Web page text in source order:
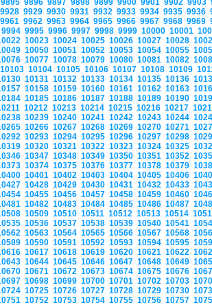
9895 9896 9897 9898 9899 9900 9901 9902 9903
9928 9929 9930 9931 9932 9933 9934 9935 9936
9961 9962 9963 9964 9965 9966 9967 9968 9969
9994 9995 9996 9997 9998 9999 10000 10001
10023 10024 10025 10026 10027 10028
10050 10051 10052 10053 10054 10055
10077 10078 10079 10080 10081 10082
10103 10104 10105 10106 10107 10108 10109
10131 10132 10133 10134 10135 10136
10158 10159 10160 10161 10162 10163
10185 10186 10187 10188 10189 10190
10212 10213 10214 10215 10216 10217
10239 10240 10241 10242 10243 10244
10266 10267 10268 10269 10270 10271
10293 10294 10295 10296 10297 10298
10320 10321 10322 10323 10324 10325
10347 10348 10349 10350 10351 10352
10374 10375 10376 10377 10378 10379
10401 10402 10403 10404 10405 10406
10428 10429 10430 10431 10432 10433
10455 10456 10457 10458 10459 10460
10482 10483 10484 10485 10486 10487
10509 10510 10511 10512 10513 10514
10536 10537 10538 10539 10540 10541
10563 10564 10565 10566 10567 10568
10590 10591 10592 10593 10594 10595
10617 10618 10619 10620 10621 10622
10644 10645 10646 10647 10648 10649
10671 10672 10673 10674 10675 10676
10698 10699 10700 10701 10702 10703
10725 10726 10727 10728 10729 10730
10752 10753 10754 10755 10756 10757